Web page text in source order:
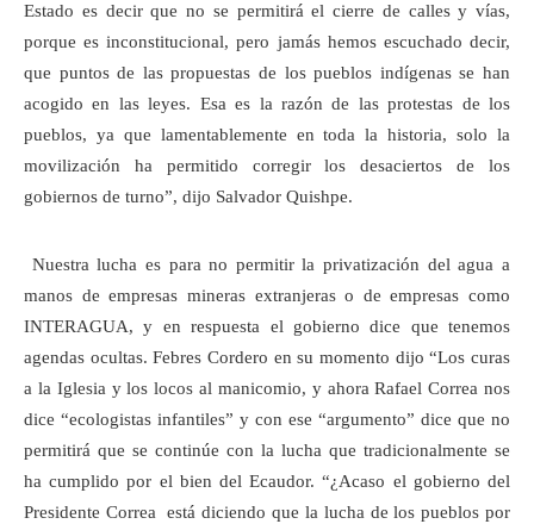
Estado es decir que no se permitirá el cierre de calles y vías,
porque es inconstitucional, pero jamás hemos escuchado decir,
que puntos de las propuestas de los pueblos indígenas se han
acogido en las leyes. Esa es la razón de las protestas de los
pueblos, ya que lamentablemente en toda la historia, solo la
movilización ha permitido corregir los desaciertos de los
gobiernos de turno”, dijo Salvador Quishpe.
Nuestra lucha es para no permitir la privatización del agua a
manos de empresas mineras extranjeras o de empresas como
INTERAGUA, y en respuesta el gobierno dice que tenemos
agendas ocultas. Febres Cordero en su momento dijo “Los curas
a la Iglesia y los locos al manicomio, y ahora Rafael Correa nos
dice “ecologistas infantiles” y con ese “argumento” dice que no
permitirá que se continúe con la lucha que tradicionalmente se
ha cumplido por el bien del Ecaudor. “¿Acaso el gobierno del
Presidente Correa está diciendo que la lucha de los pueblos por